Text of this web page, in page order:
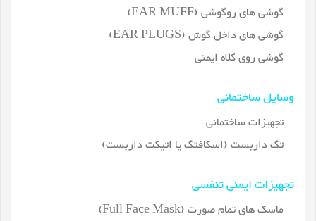
گوشی های روگوشی (EAR MUFF)
گوشی های داخل گوش (EAR PLUGS)
گوشی روی کلاه ایمنی
وسایل ساختمانی
تجهیزات ساختمانی
تگ داربست (اسکافتگ یا اتیکت داربست)
تجهیزات ایمنی تنفسی
ماسک های تمام صورت (Full Face Mask)